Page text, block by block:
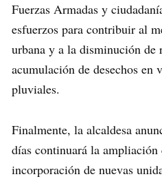
Fuerzas Armadas y
esfuerzos para contribuir al
urbana y a la disminución de
acumulación de desechos en
pluviales.
Finalmente, la alcaldesa
días continuará la
incorporación de nuevas